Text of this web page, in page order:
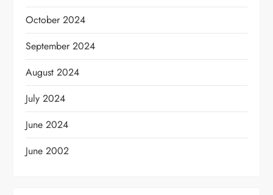
October 2024
September 2024
August 2024
July 2024
June 2024
June 2002